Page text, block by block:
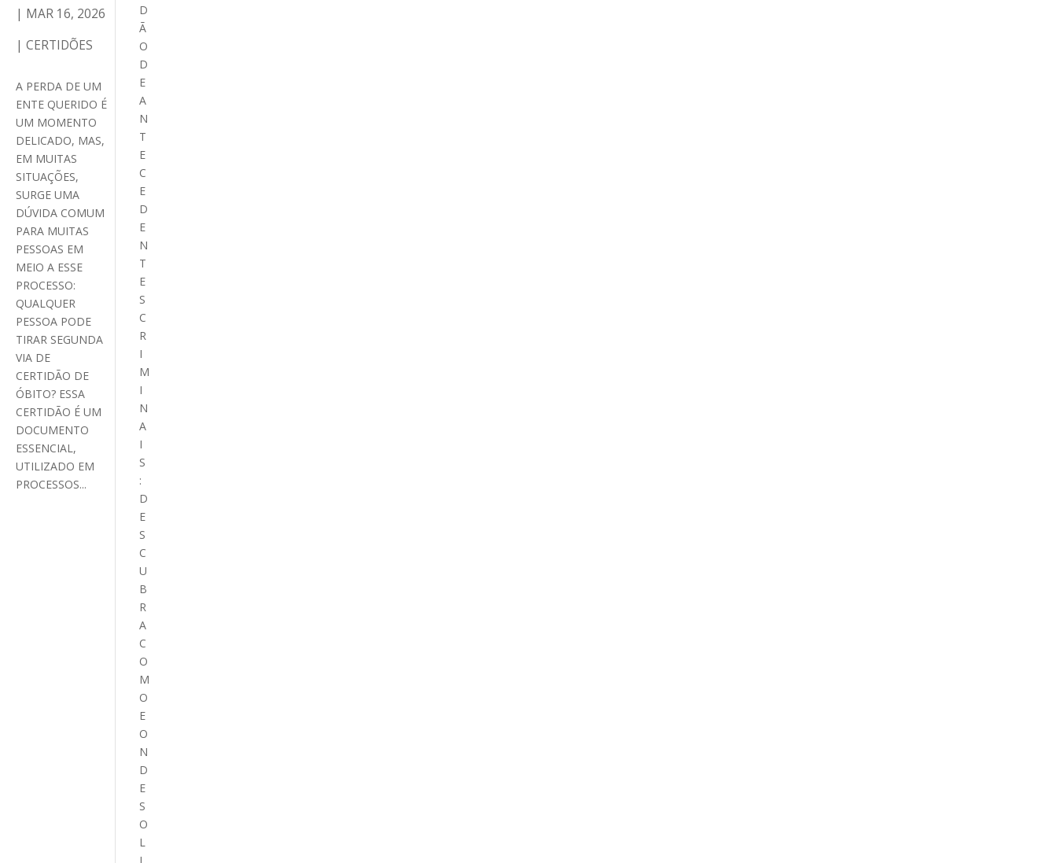
| MAR 16, 2026
| CERTIDÕES
A PERDA DE UM
ENTE QUERIDO É
UM MOMENTO
DELICADO, MAS,
EM MUITAS
SITUAÇÕES,
SURGE UMA
DÚVIDA COMUM
PARA MUITAS
PESSOAS EM
MEIO A ESSE
PROCESSO:
QUALQUER
PESSOA PODE
TIRAR SEGUNDA
VIA DE
CERTIDÃO DE
ÓBITO? ESSA
CERTIDÃO É UM
DOCUMENTO
ESSENCIAL,
UTILIZADO EM
PROCESSOS...
D
Ã
O
D
E
A
N
T
E
C
E
D
E
N
T
E
S
C
R
I
M
I
N
A
I
S
:
D
E
S
C
U
B
R
A
C
O
M
O
E
O
N
D
E
S
O
L